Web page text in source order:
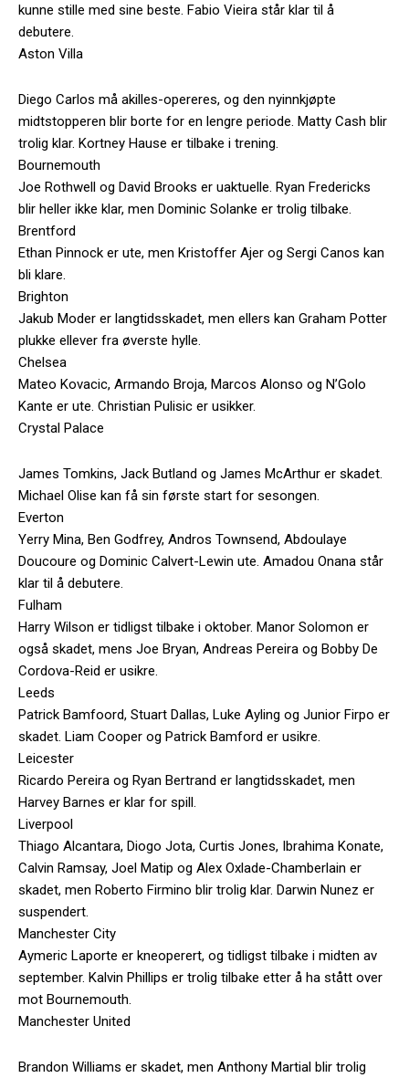
kunne stille med sine beste. Fabio Vieira står klar til å
debutere.
Aston Villa
Diego Carlos må akilles-opereres, og den nyinnkjøpte
midtstopperen blir borte for en lengre periode. Matty Cash blir
trolig klar. Kortney Hause er tilbake i trening.
Bournemouth
Joe Rothwell og David Brooks er uaktuelle. Ryan Fredericks
blir heller ikke klar, men Dominic Solanke er trolig tilbake.
Brentford
Ethan Pinnock er ute, men Kristoffer Ajer og Sergi Canos kan
bli klare.
Brighton
Jakub Moder er langtidsskadet, men ellers kan Graham Potter
plukke ellever fra øverste hylle.
Chelsea
Mateo Kovacic, Armando Broja, Marcos Alonso og N’Golo
Kante er ute. Christian Pulisic er usikker.
Crystal Palace
James Tomkins, Jack Butland og James McArthur er skadet.
Michael Olise kan få sin første start for sesongen.
Everton
Yerry Mina, Ben Godfrey, Andros Townsend, Abdoulaye
Doucoure og Dominic Calvert-Lewin ute. Amadou Onana står
klar til å debutere.
Fulham
Harry Wilson er tidligst tilbake i oktober. Manor Solomon er
også skadet, mens Joe Bryan, Andreas Pereira og Bobby De
Cordova-Reid er usikre.
Leeds
Patrick Bamfoord, Stuart Dallas, Luke Ayling og Junior Firpo er
skadet. Liam Cooper og Patrick Bamford er usikre.
Leicester
Ricardo Pereira og Ryan Bertrand er langtidsskadet, men
Harvey Barnes er klar for spill.
Liverpool
Thiago Alcantara, Diogo Jota, Curtis Jones, Ibrahima Konate,
Calvin Ramsay, Joel Matip og Alex Oxlade-Chamberlain er
skadet, men Roberto Firmino blir trolig klar. Darwin Nunez er
suspendert.
Manchester City
Aymeric Laporte er kneoperert, og tidligst tilbake i midten av
september. Kalvin Phillips er trolig tilbake etter å ha stått over
mot Bournemouth.
Manchester United
Brandon Williams er skadet, men Anthony Martial blir trolig